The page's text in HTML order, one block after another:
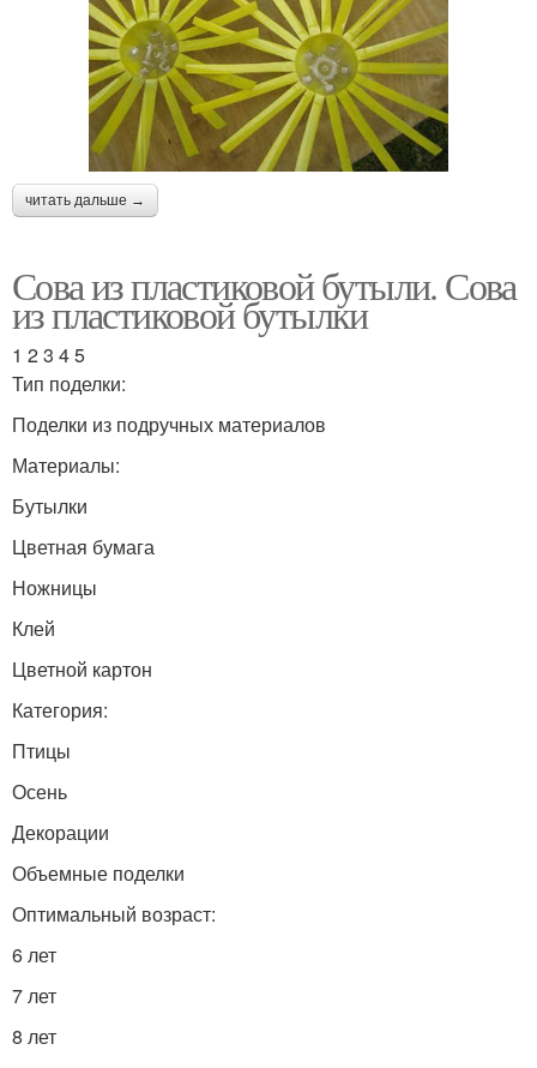
читать дальше →
Сова из пластиковой бутыли. Сова
из пластиковой бутылки
1 2 3 4 5
Тип поделки:
Поделки из подручных материалов
Материалы:
Бутылки
Цветная бумага
Ножницы
Клей
Цветной картон
Категория:
Птицы
Осень
Декорации
Объемные поделки
Оптимальный возраст:
6 лет
7 лет
8 лет